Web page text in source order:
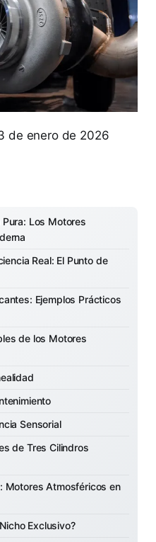
de enero de 2026
Los Motores
Real: El Punto de
Ejemplos Prácticos
de los Motores
Sensorial
de Tres Cilindros
Motores Atmosféricos en
Exclusivo?